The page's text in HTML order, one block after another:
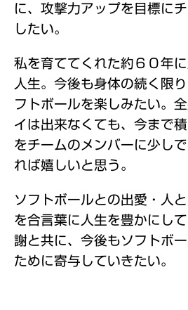
に、攻撃力アップを目標に
したい。
私を育ててくれた約６０年
人生。今後も身体の続く限
フトボールを楽しみたい。
イは出来なくても、今まで
をチームのメンバーに少し
れば嬉しいと思う。
ソフトボールとの出愛・人
を合言葉に人生を豊かにし
謝と共に、今後もソフトボ
ために寄与していきたい。